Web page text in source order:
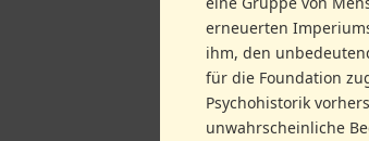
erneuerten
ihm, den
für die Foundation
Psychohistorik
unwahrscheinliche